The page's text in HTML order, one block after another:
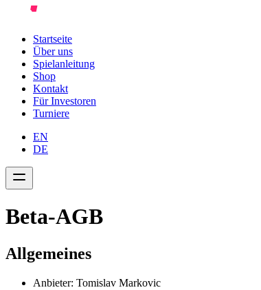
Startseite
Über uns
Spielanleitung
Shop
Kontakt
Für Investoren
Turniere
EN
DE
Beta-AGB
Allgemeines
Anbieter: Tomislav Markovic